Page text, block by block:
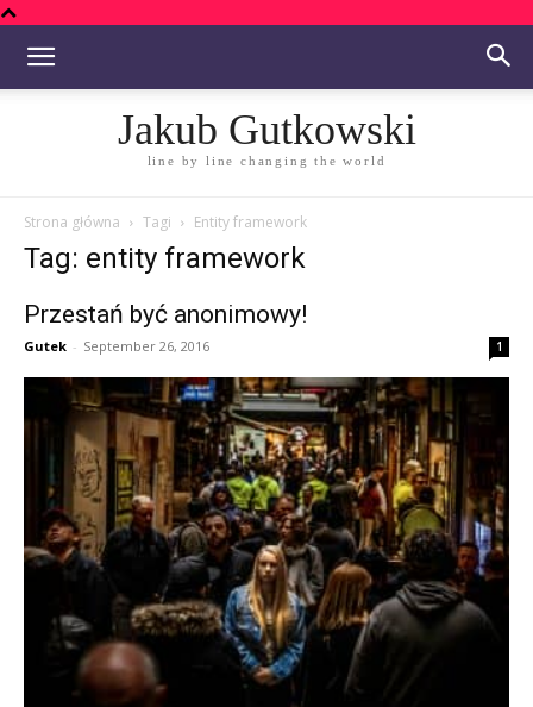
Jakub Gutkowski
line by line changing the world
Strona główna Tagi Entity framework
Tag: entity framework
Przestań być anonimowy!
Gutek - September 26, 2016 1